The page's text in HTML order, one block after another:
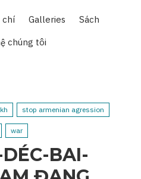
chí Galleries
Sách
chúng tôi
stop armenian agression
war
BAI-